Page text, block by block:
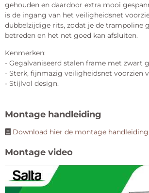
gehouden en daardoor extra mooi
is de ingang van het veiligheidsnet
dubbelzijdige rits, zodat je de trampoline
betreden en het net goed kan afsluiten.
Kenmerken:
- Gegalvaniseerd stalen frame met zwart
- Sterk, fijnmazig veiligheidsnet voorzien
- Stijlvol design.
Montage handleiding
Download hier de montage handleiding
Montage video